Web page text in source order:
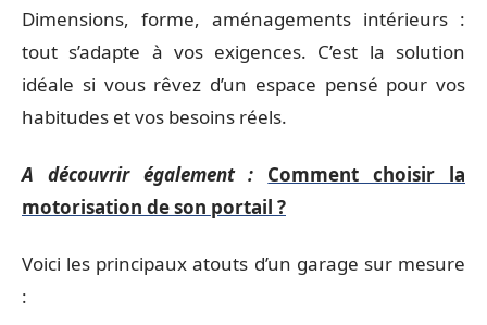
Dimensions, forme, aménagements intérieurs :
tout s’adapte à vos exigences. C’est la solution
idéale si vous rêvez d’un espace pensé pour vos
habitudes et vos besoins réels.
A découvrir également :
Comment choisir la
motorisation de son portail ?
Voici les principaux atouts d’un garage sur mesure
: